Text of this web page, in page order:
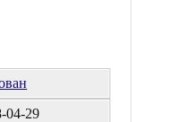
04-29